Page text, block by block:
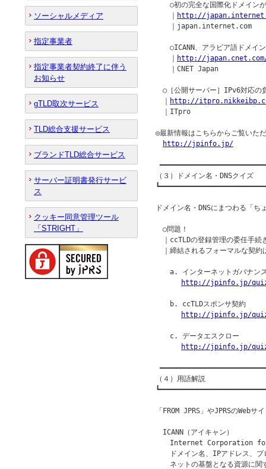
○初の完全な国際化ドメイン
http://
｜japan.internet.com
○ICANN、アラビア語ドメイン
http://japan.cnet.com/
｜CNET Japan
○［公開サーバー］IPv6対応の
http://
｜ITpro
◎最新情報はこちらからご覧いた
http://jpinfo.jp/
（３）ドメイン名・DNSクイズ
ドメイン名・DNSにまつわる「
○問題！
｜ccTLDの登録管理の委任手続
｜締結されるフォーマルな契約
a. インターネットガバナン
http://jpinfo.jp/quiz/
b. ccTLDスポンサ契約
http://jpinfo.jp/quiz/
c. データエスクロー
http://jpinfo.jp/quiz/
（４）用語解説
「FROM JPRS」やJPRSのWeb
ICANN（アイキャン）
Internet Corporation for
ドメイン名、IPアドレス、プ
ネットの基盤となる資源に関
ソーシャルメディア
指定事業者
指定事業者契約終了に伴う
お知らせ
gTLD取次サービス
TLD総合支援サービス
ブランドTLD総合サービス
サーバー証明書発行サービ
ス
クッキー同意管理ツール
「STRIGHT」